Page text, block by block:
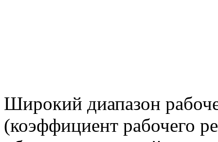
Широкий диапазон
(коэффициент рабочего